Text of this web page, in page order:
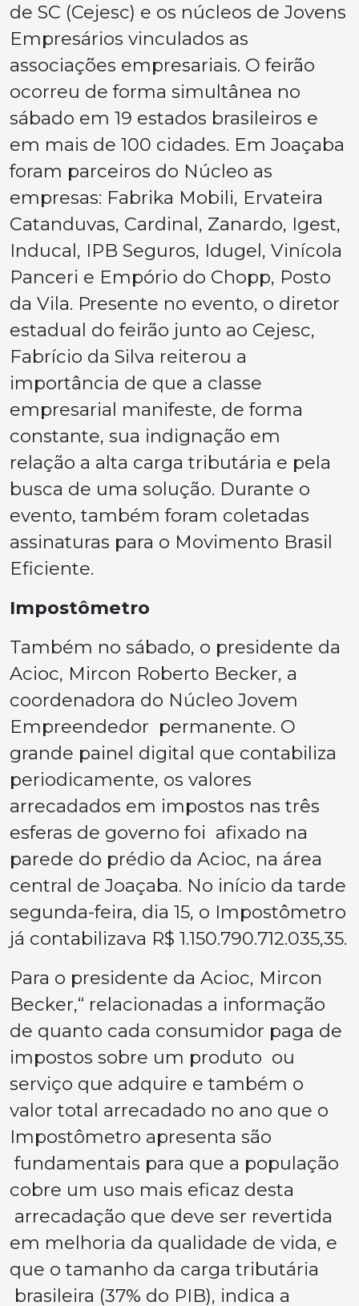
de SC (Cejesc) e os núcleos de Jovens
Empresários vinculados as
associações empresariais. O feirão
ocorreu de forma simultânea no
sábado em 19 estados brasileiros e
em mais de 100 cidades. Em Joaçaba
foram parceiros do Núcleo as
empresas: Fabrika Mobili, Ervateira
Catanduvas, Cardinal, Zanardo, Igest,
Inducal, IPB Seguros, Idugel, Vinícola
Panceri e Empório do Chopp, Posto
da Vila. Presente no evento, o diretor
estadual do feirão junto ao Cejesc,
Fabrício da Silva reiterou a
importância de que a classe
empresarial manifeste, de forma
constante, sua indignação em
relação a alta carga tributária e pela
busca de uma solução. Durante o
evento, também foram coletadas
assinaturas para o Movimento Brasil
Eficiente.
Impostômetro
Também no sábado, o presidente da
Acioc, Mircon Roberto Becker, a
coordenadora do Núcleo Jovem
Empreendedor permanente. O
grande painel digital que contabiliza
periodicamente, os valores
arrecadados em impostos nas três
esferas de governo foi afixado na
parede do prédio da Acioc, na área
central de Joaçaba. No início da tarde
segunda-feira, dia 15, o Impostômetro
já contabilizava R$ 1.150.790.712.035,35.
Para o presidente da Acioc, Mircon
Becker,“ relacionadas a informação
de quanto cada consumidor paga de
impostos sobre um produto ou
serviço que adquire e também o
valor total arrecadado no ano que o
Impostômetro apresenta são
fundamentais para que a população
cobre um uso mais eficaz desta
arrecadação que deve ser revertida
em melhoria da qualidade de vida, e
que o tamanho da carga tributária
brasileira (37% do PIB), indica a